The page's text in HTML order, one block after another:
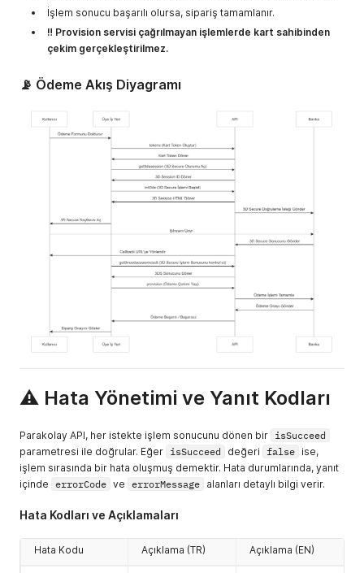
İşlem sonucu başarılı olursa, sipariş tamamlanır.
‼️ Provision servisi çağrılmayan işlemlerde kart sahibinden
çekim gerçekleştirilmez.
📡 Ödeme Akış Diyagramı
⚠️ Hata Yönetimi ve Yanıt Kodları
Parakolay API, her istekte işlem sonucunu dönen bir isSucceed
parametresi ile doğrular. Eğer isSucceed değeri false ise,
işlem sırasında bir hata oluşmuş demektir. Hata durumlarında, yanıt
içinde errorCode ve errorMessage alanları detaylı bilgi verir.
Hata Kodları ve Açıklamaları
Hata Kodu Açıklama (TR) Açıklama (EN)